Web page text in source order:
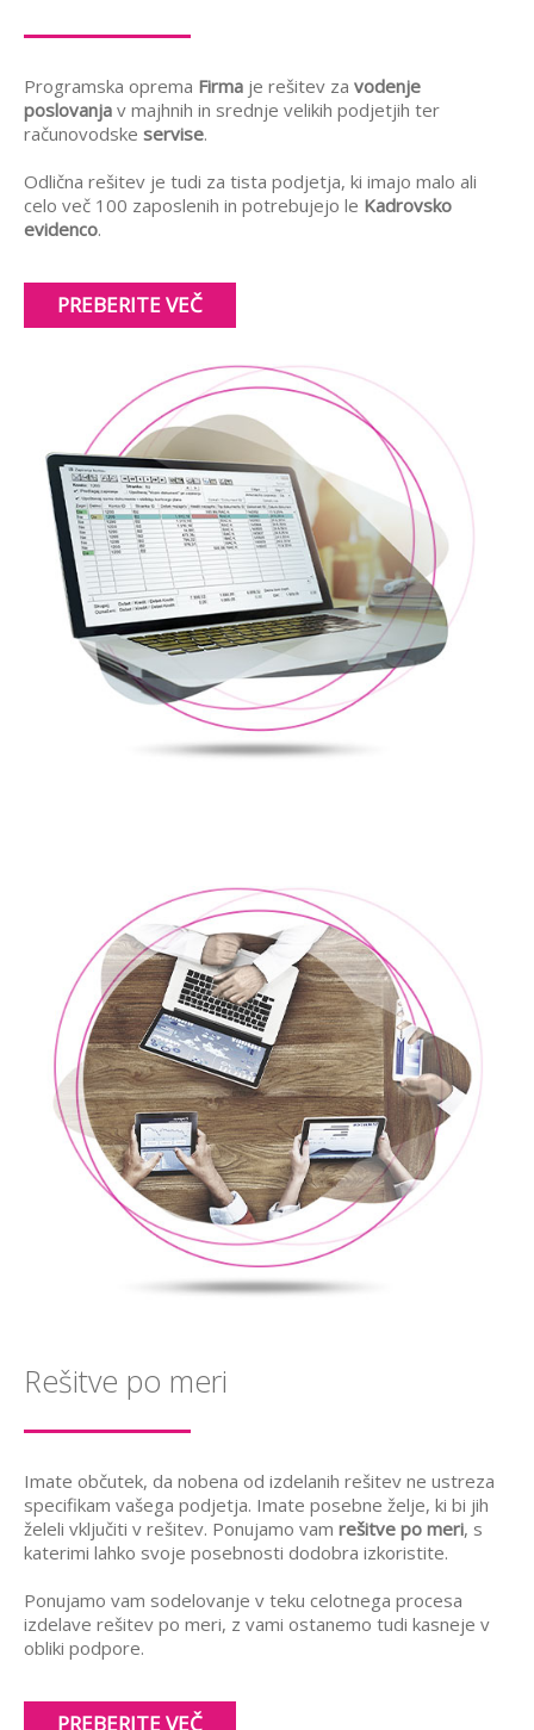
Programska oprema Firma je rešitev za vodenje
poslovanja v majhnih in srednje velikih podjetjih ter
računovodske servise.
Odlična rešitev je tudi za tista podjetja, ki imajo malo ali
celo več 100 zaposlenih in potrebujejo le Kadrovsko
evidenco.
PREBERITE VEČ
Rešitve po meri
Imate občutek, da nobena od izdelanih rešitev ne ustreza
specifikam vašega podjetja. Imate posebne želje, ki bi jih
želeli vključiti v rešitev. Ponujamo vam rešitve po meri, s
katerimi lahko svoje posebnosti dodobra izkoristite.
Ponujamo vam sodelovanje v teku celotnega procesa
izdelave rešitev po meri, z vami ostanemo tudi kasneje v
obliki podpore.
PREBERITE VEČ